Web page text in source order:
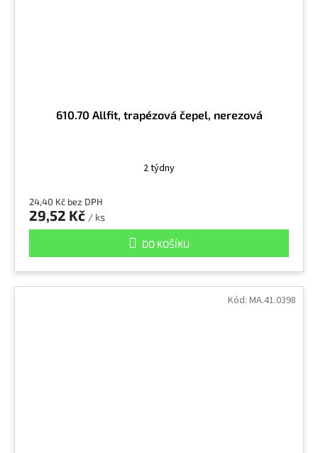
610.70 Allfit, trapézová čepel, nerezová
2 týdny
24,40 Kč bez DPH
29,52 Kč / ks
DO KOŠÍKU
Kód: MA.41.0398